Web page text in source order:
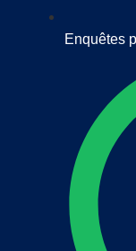
Enquêtes